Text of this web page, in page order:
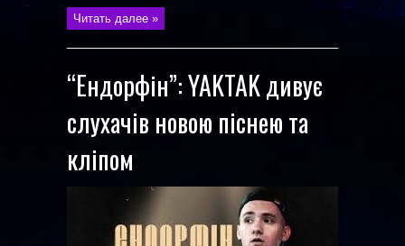
Читать далее »
“Ендорфін”: YAKTAK дивує
слухачів новою піснею та
кліпом